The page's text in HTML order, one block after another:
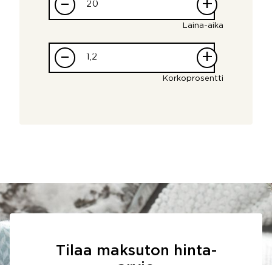
– +
Laina-aika
– +
Korkoprosentti
Tilaa maksuton hinta-